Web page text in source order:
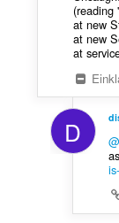
(reading
at new
at new
at
D